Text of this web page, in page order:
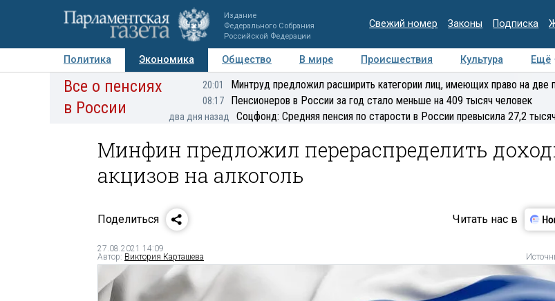
Издание
Федерального Собрания
Российской Федерации
Свежий номер Законы Подписка
Политика Экономика Общество В мире Происшествия Культура Ещё
Авторы Персоны Мнения Регионы Медиацентр Интервью Колумнисты
Все о пенсиях
в России
20:01 Минтруд предложил расширить категории лиц, имеющих право на две
08:17 Пенсионеров в России за год стало меньше на 409 тысяч человек
два дня назад Соцфонд: Средняя пенсия по старости в России превысила 27,2
Минфин предложил перераспределить
акцизов на алкоголь
Поделиться Читать нас в
27.08.2021 14:09
Автор: Виктория Карташева